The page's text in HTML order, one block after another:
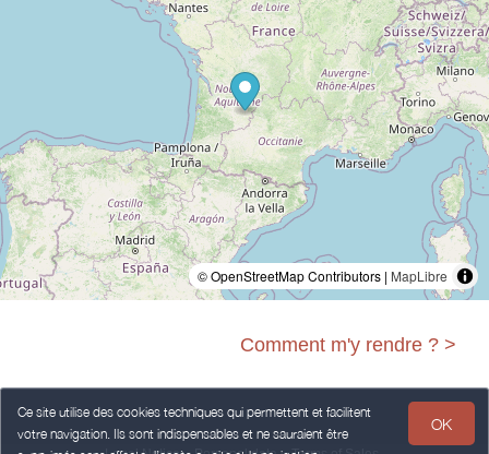
Ce site utilise des cookies techniques qui permettent et facilitent
votre navigation. Ils sont indispensables et ne sauraient être
OK
© OpenStreetMap Contributors | MapLibre
Comment m'y rendre ? >